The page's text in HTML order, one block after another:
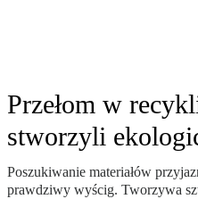
Przełom w
stworzyli
Poszukiwanie materiałów
prawdziwy wyścig. Tworzywa